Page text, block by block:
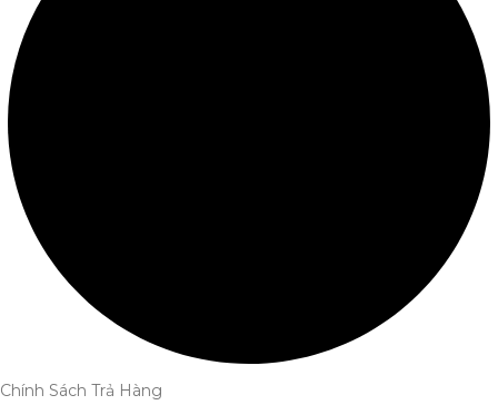
Chính Sách Trả Hàng